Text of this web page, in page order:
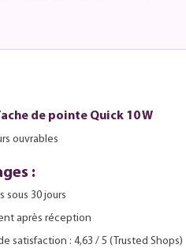
de pointe Quick 10 W
ouvrables
:
sous 30 jours
après réception
satisfaction : 4,63 / 5 (Trusted Shops)